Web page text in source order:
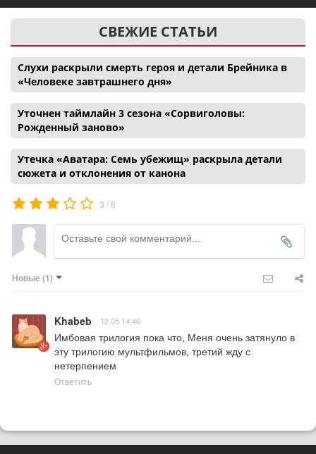
СВЕЖИЕ СТАТЬИ
Слухи раскрыли смерть героя и детали Брейника в
«Человеке завтрашнего дня»
Уточнен таймлайн 3 сезона «Сорвиголовы:
Рожденный заново»
Утечка «Аватара: Семь убежищ» раскрыла детали
сюжета и отклонения от канона
3 /8
Новые (1)
Khabeb 12.05 14:46
Имбовая трилогия пока что, Меня очень затянуло в
эту трилогию мультфильмов, третий жду с
нетерпением
Ответить